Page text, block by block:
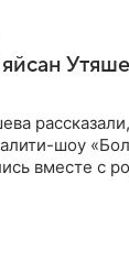
шоу
вместе с